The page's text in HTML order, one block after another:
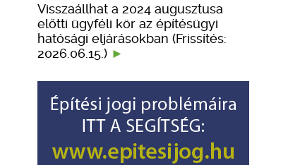
Visszaállhat a 2024 augusztusa
előtti ügyféli kör az építésügyi
hatósági eljárásokban (Frissítés:
2026.06.15.)